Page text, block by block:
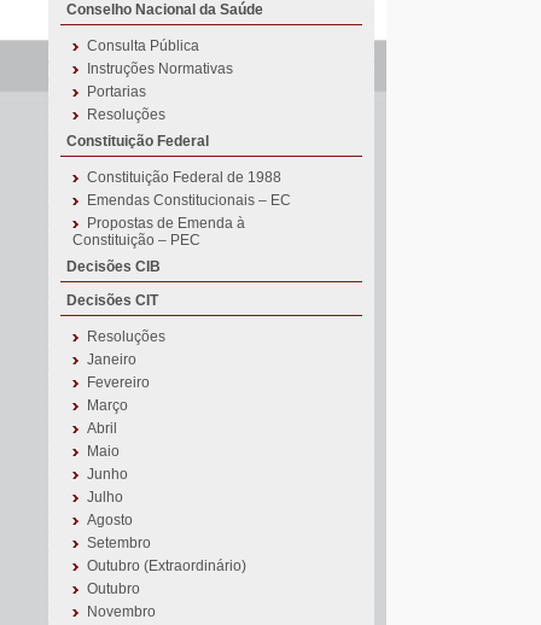
Conselho Nacional da Saúde
Consulta Pública
Instruções Normativas
Portarias
Resoluções
Constituição Federal
Constituição Federal de 1988
Emendas Constitucionais – EC
Propostas de Emenda à
Constituição – PEC
Decisões CIB
Decisões CIT
Resoluções
Janeiro
Fevereiro
Março
Abril
Maio
Junho
Julho
Agosto
Setembro
Outubro (Extraordinário)
Outubro
Novembro